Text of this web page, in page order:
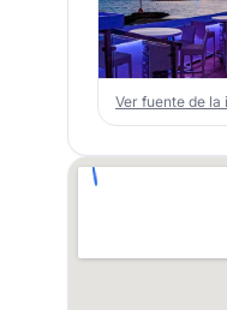
Ver fuente de la